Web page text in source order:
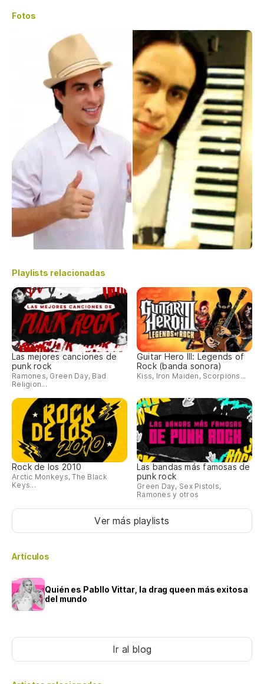
Fotos
Playlists relacionadas
Las mejores canciones de
punk rock
Ramones, Green Day, Bad
Religion...
Guitar Hero III: Legends of
Rock (banda sonora)
Kiss, Iron Maiden, Scorpions...
Rock de los 2010
Arctic Monkeys, The Black
Keys...
Las bandas más famosas de
punk rock
Green Day, Sex Pistols,
Ramones y otros
Ver más playlists
Artículos
Quién es Pabllo Vittar, la drag queen más exitosa
del mundo
Ir al blog